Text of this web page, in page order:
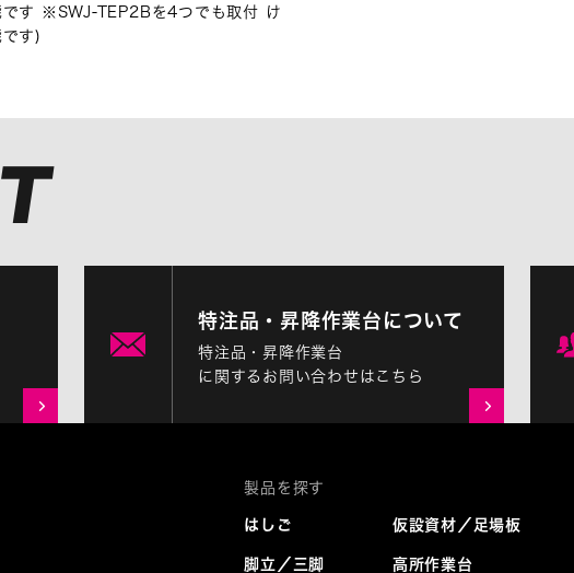
です ※SWJ-TEP2Bを4つでも取付 け
です)
特注品・昇降作業台について
特注品・昇降作業台
に関するお問い合わせはこちら
はしご
脚立／三脚
仮設資材／足場板
高所作業台